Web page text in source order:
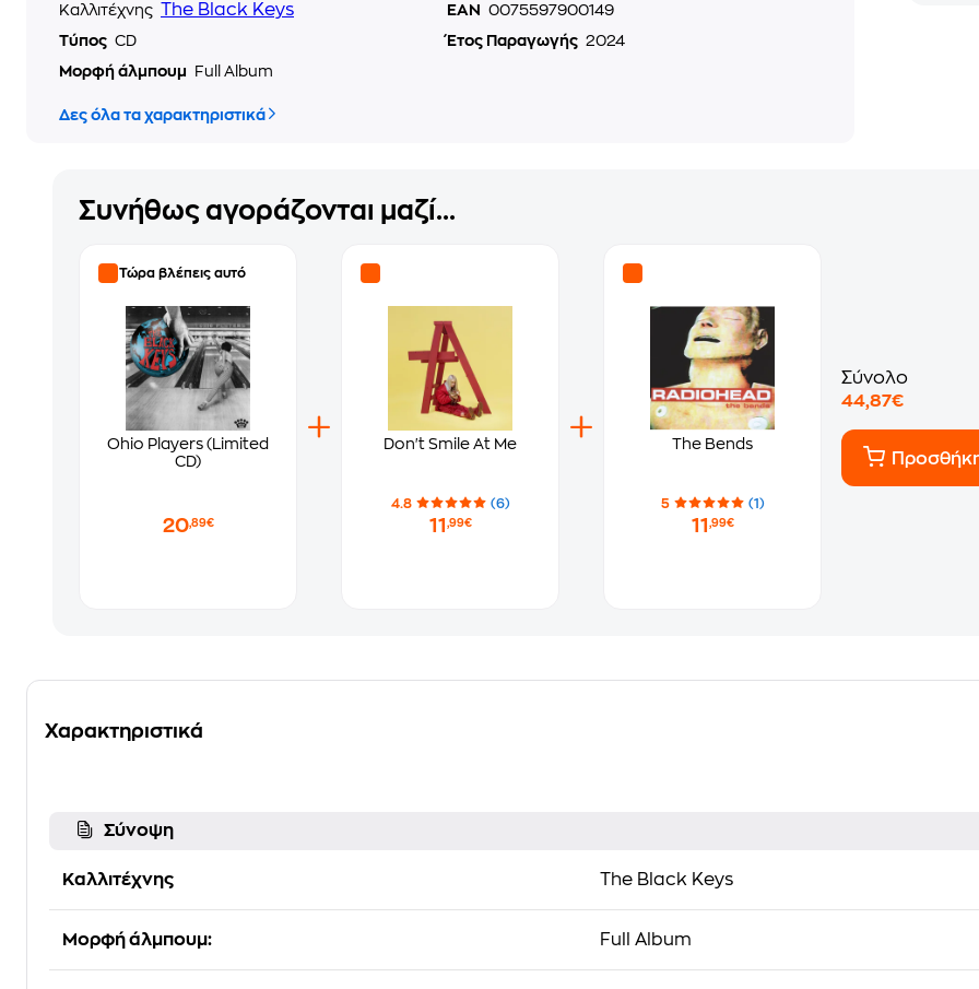
Καλλιτέχνης The Black Keys EAN
0075597900149
Τύπος CD Έτος Παραγωγής 2024
Μορφή άλμπουμ
Full Album
Δες όλα τα χαρακτηριστικά
Συνήθως αγοράζονται μαζί...
Τώρα βλέπεις αυτό
Ohio Players (Limited
CD)
20,89€
Don't Smile At Me
4.8 (6)
11 ,99€
The Bends
5 (1)
11 ,99€
Σύνολο
44,87€
Χαρακτηριστικά
Σύνοψη
Καλλιτέχνης The Black Keys
Μορφή άλμπουμ: Full Album